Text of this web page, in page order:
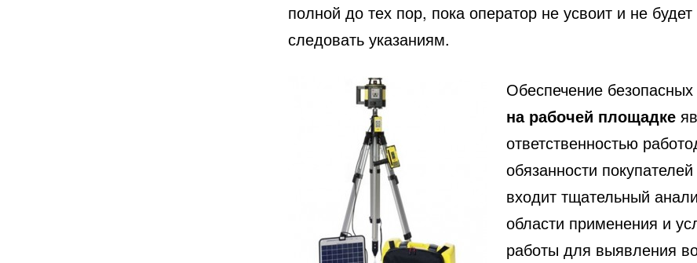
полной до тех пор, пока оператор не усвоит и не будет
следовать указаниям.
Обеспечение
на рабочей площадке
ответственностью
обязанности
входит тщательный
области применения и
работы для выявления